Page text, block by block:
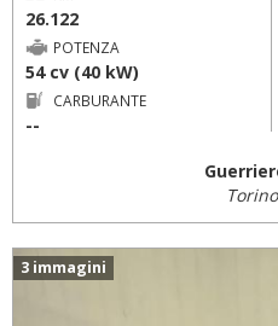
26.122
POTENZA
54 cv (40 kW)
CARBURANTE
--
3 immagini